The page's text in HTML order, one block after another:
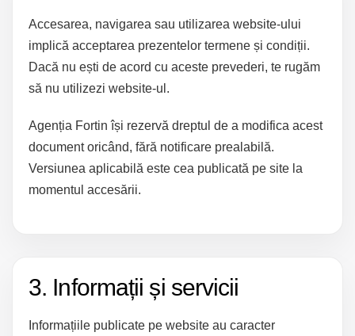
Accesarea, navigarea sau utilizarea website-ului
implică acceptarea prezentelor termene și condiții.
Dacă nu ești de acord cu aceste prevederi, te rugăm
să nu utilizezi website-ul.
Agenția Fortin își rezervă dreptul de a modifica acest
document oricând, fără notificare prealabilă.
Versiunea aplicabilă este cea publicată pe site la
momentul accesării.
3. Informații și servicii
Informațiile publicate pe website au caracter